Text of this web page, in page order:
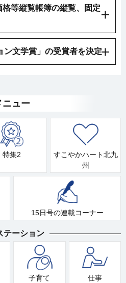
等縦覧帳簿の縦覧、固定
ン文学賞」の受賞者を決定
ニュー
特集2
すこやかハート北九
州
15日号の連載コーナー
テーション
子育て 仕事